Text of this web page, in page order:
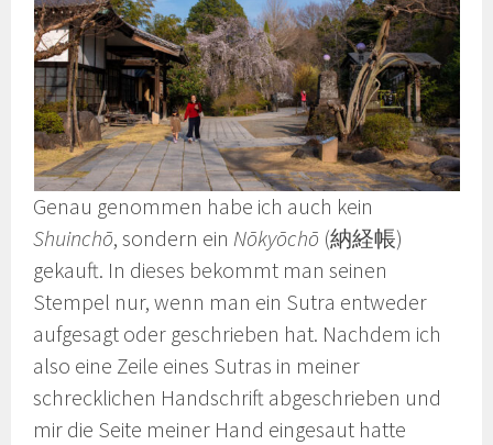
Genau genommen habe ich auch kein
Shuinchō, sondern einNōkyōchō (納経帳)
gekauft. In dieses bekommt man seinen
Stempel nur, wenn man ein Sutra entweder
aufgesagt oder geschrieben hat. Nachdem ich
also eine Zeile eines Sutras in meiner
schrecklichen Handschrift abgeschrieben und
mir die Seite meiner Hand eingesaut hatte